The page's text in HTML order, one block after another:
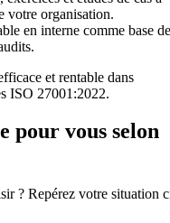
votre organisation.
en interne comme base de
et rentable dans
ISO 27001:2022.
pour vous selon
? Repérez votre situation